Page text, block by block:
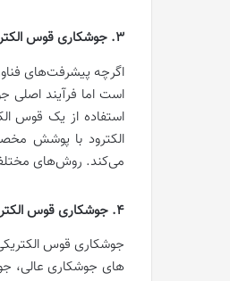
3. جوشکاری قوس الکتریکی
اگرچه پیشرفت‌های
است اما فرآیند اصلی
استفاده از یک قوس
الکترود با پوشش
می‌کند. روش‌های
4. جوشکاری قوس الکتریکی با هسته شار
جوشکاری قوس
های جوشکاری عالی،